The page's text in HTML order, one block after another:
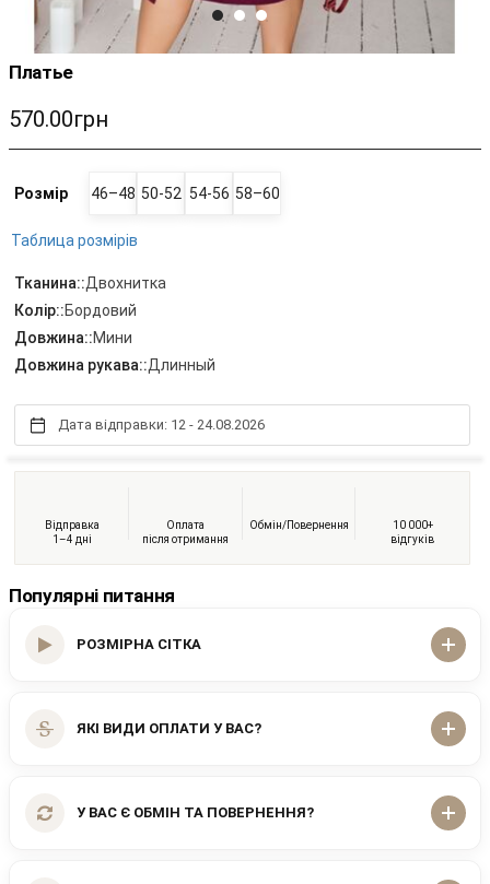
Платье
570.00грн
Розмір 46–48 50-52 54-56 58–60
Таблица розмірів
Тканина::Двохнитка
Колір::Бордовий
Довжина::Мини
Довжина рукава::Длинный
Дата відправки: 12 - 24.08.2026
Відправка
1–4 дні
Оплата
після отримання
Обмін/Повернення
10 000+
відгуків
Популярні питання
РОЗМІРНА СІТКА
ЯКІ ВИДИ ОПЛАТИ У ВАС?
У ВАС Є ОБМІН ТА ПОВЕРНЕННЯ?